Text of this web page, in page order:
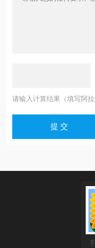
请输入计算结果（填写阿